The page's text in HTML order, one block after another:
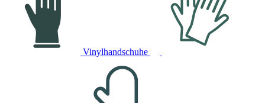
Vinylhandschuhe